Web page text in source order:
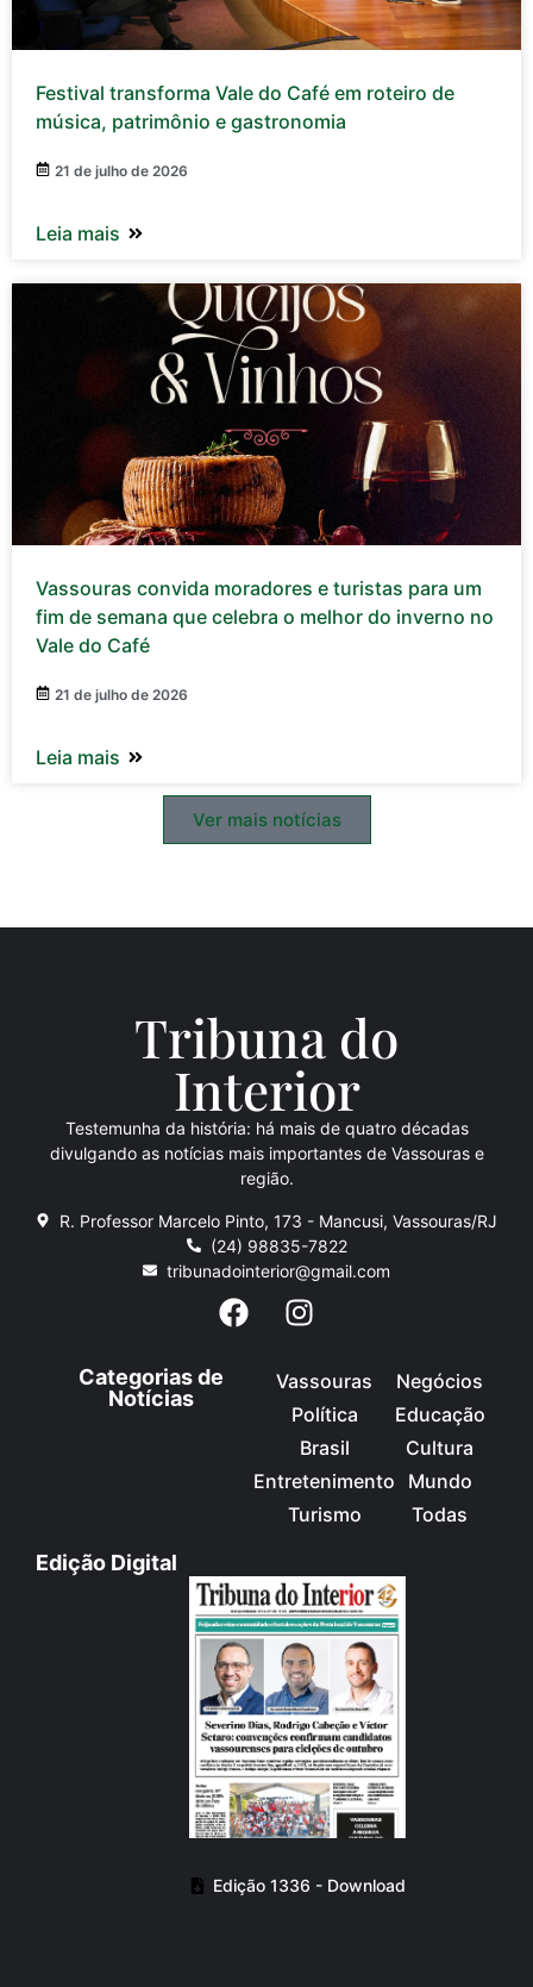
Festival transforma Vale do Café em roteiro de
música, patrimônio e gastronomia
21 de julho de 2026
Leia mais
Vassouras convida moradores e turistas para um
fim de semana que celebra o melhor do inverno no
Vale do Café
21 de julho de 2026
Leia mais
Ver mais notícias
Tribuna do
Interior
Testemunha da história: há mais de quatro décadas
divulgando as notícias mais importantes de Vassouras e
região.
R. Professor Marcelo Pinto, 173 - Mancusi, Vassouras/RJ
(24) 98835-7822
tribunadointerior@gmail.com
Categorias de
Notícias
Vassouras
Política
Brasil
Entretenimento
Turismo
Negócios
Educação
Cultura
Mundo
Todas
Edição Digital
Edição 1336 - Download